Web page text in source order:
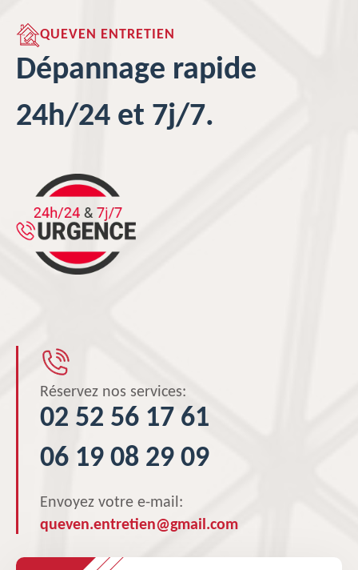
QUEVEN ENTRETIEN
Dépannage rapide
24h/24 et 7j/7.
Réservez nos services:
02 52 56 17 61
06 19 08 29 09
Envoyez votre e-mail:
queven.entretien@gmail.com